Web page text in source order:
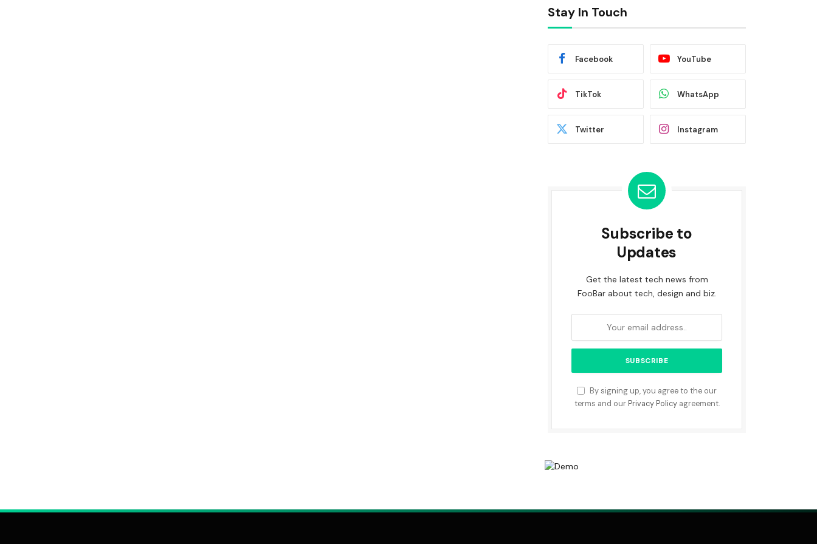
Stay In Touch
Facebook YouTube
TikTok WhatsApp
Twitter Instagram
Subscribe to
Updates
Get the latest tech news from
FooBar about tech, design and biz.
By signing up, you agree to the our
terms and our Privacy Policyagreement.